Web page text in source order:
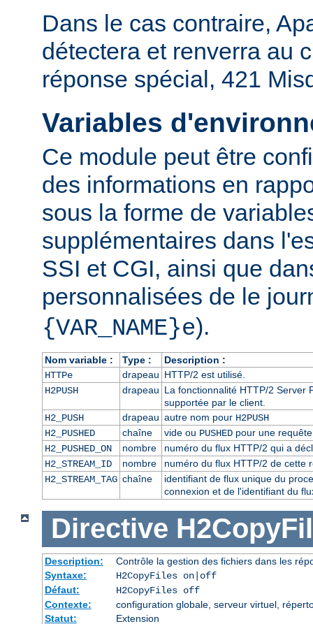
Dans le cas contraire,
détectera et renverra au
réponse spécial, 421
Variables
Ce module peut être
des informations en
sous la forme de
supplémentaires dans
SSI et CGI, ainsi que
personnalisées de le
{VAR_NAME}e).
Nom variable : Type :
Description :
HTTPe
drapeau HTTP/2 est utilisé.
H2PUSH
drapeau La fonctionnalité HTTP/2 Server
supportée par le client.
H2_PUSH
drapeau autre nom pour H2PUSH
H2_PUSHED
chaîne vide ou PUSHEDpour une
H2_PUSHED_ON
nombre
numéro du flux HTTP/2 qui a
H2_STREAM_ID
nombre
numéro du flux HTTP/2 de cette
H2_STREAM_TAG chaîne
identifiant de flux unique du
connexion et de l'identifiant du
Directive
Description:
Contrôle la gestion des fichiers dans les
Syntaxe:
H2CopyFiles on|off
Défaut:
H2CopyFiles off
Contexte:
configuration globale, serveur virtuel,
Statut:
Extension